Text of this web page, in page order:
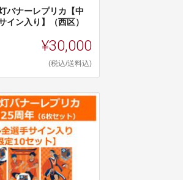
バナーレプリカ【中
イン入り】（西区）
¥30,000
(税込/送料込)